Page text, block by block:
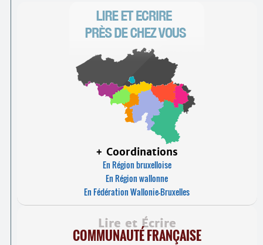
+ Coordinations
En Région bruxelloise
En Région wallonne
En Fédération Wallonie-Bruxelles
Lire et Écrire
COMMUNAUTÉ FRANÇAISE